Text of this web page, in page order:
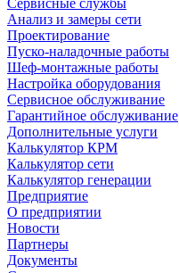
Сервисные службы
Анализ и замеры сети
Проектирование
Пуско-наладочные работы
Шеф-монтажные работы
Настройка оборудования
Сервисное обслуживание
Гарантийное обслуживание
Дополнительные услуги
Калькулятор КРМ
Калькулятор сети
Калькулятор генерации
Предприятие
О предприятии
Новости
Партнеры
Документы